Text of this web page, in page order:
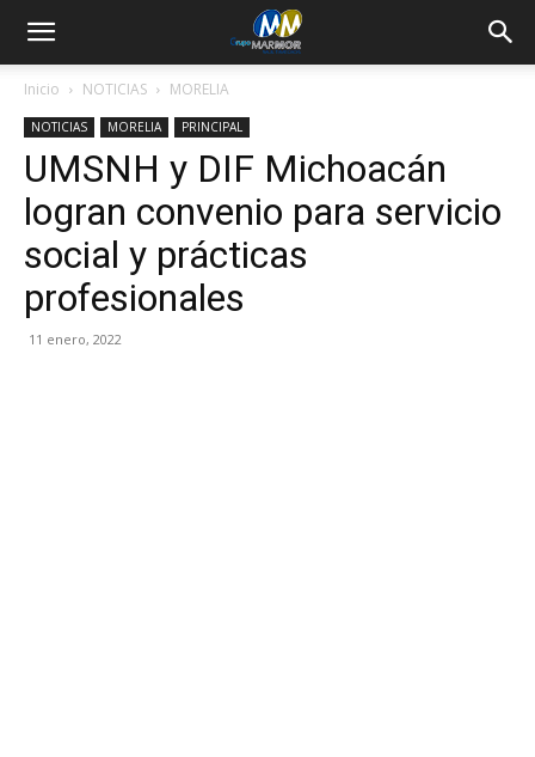
Inicio NOTICIAS MORELIA
NOTICIAS MORELIA PRINCIPAL
UMSNH y DIF Michoacán
logran convenio para servicio
social y prácticas
profesionales
11 enero, 2022